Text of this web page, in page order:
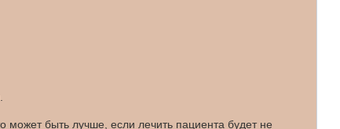
быть лучше, если лечить пациента будет не